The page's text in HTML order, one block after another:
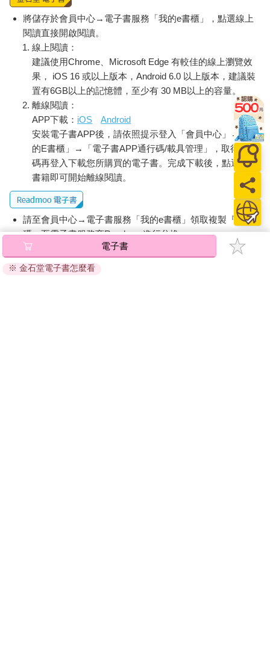
我告訴大家：
「盧勝彥早就死了！」
我對世間「無所求」。
我也是「無所得」。
雖色身在世間，但，心不在世間。已是「無所住」。
一切的一切，「無所謂」。
一無所有，正是現在的寫照。
003 我的修行是「零」分
我三十歲結婚。
妻子的名字是「盧麗香」。
後來，我在四十三歲出家，依果賢大和尚剃度，妻子就成了侍
有一偈：
「夫妻本是同林鳥，大限到來各分飛。」
將儲存於會員中心→電子書服務「我的e書櫃」，點選線上
閱讀直接開啟閱讀。
線上閱讀：
建議使用Chrome、Microsoft Edge 有較佳的線上瀏覽效
果， iOS 16 或以上版本，Android 6.0 以上版本，建議裝
置有6GB以上的記憶體，至少有 30 MB以上的容量。
離線閱讀：
APP下載： iOS
Android
安裝電子書APP後，請依照提示登入「會員中心」→「我
的E書櫃」→「電子書APP通行碼/載具管理」，取得通行
碼再登入下載您所購買的電子書。完成下載後，點選任一
書籍即可開始離線閱讀。
請至會員中心→電子書服務「我的e書櫃」領取複製『兌換
碼』至電子書服務商Readmoo進行兌換。
退換貨須知：
因版權保護，您在金石堂所購買的電子書僅能以金石堂專屬
電子書
※ 金石堂電子書怎麼看